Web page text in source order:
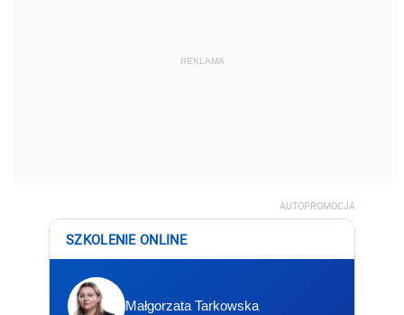
REKLAMA
AUTOPROMOCJA
SZKOLENIE ONLINE
Małgorzata Tarkowska